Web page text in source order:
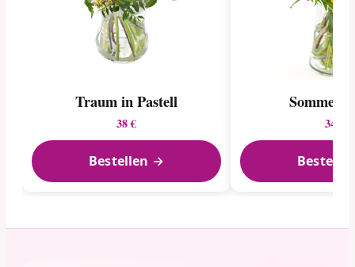
Traum in Pastell
38 €
Bestellen →
34 €